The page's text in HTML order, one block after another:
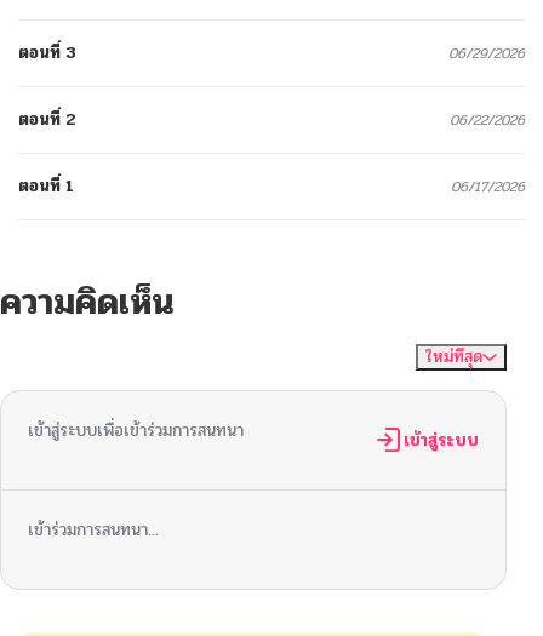
ตอนที่ 3 06/29/2026
ตอนที่ 2 06/22/2026
ตอนที่ 1 06/17/2026
ความคิดเห็น
ใหม่ที่สุด
เข้าสู่ระบบเพื่อเข้าร่วมการสนทนา เข้าสู่ระบบ
เข้าร่วมการสนทนา...